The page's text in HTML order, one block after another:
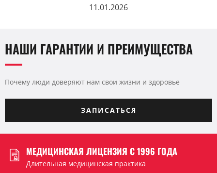
11.01.2026
НАШИ ГАРАНТИИ И ПРЕИМУЩЕСТВА
Почему люди доверяют нам свои жизни и здоровье
ЗАПИСАТЬСЯ
МЕДИЦИНСКАЯ ЛИЦЕНЗИЯ С 1996 ГОДА
Длительная медицинская практика